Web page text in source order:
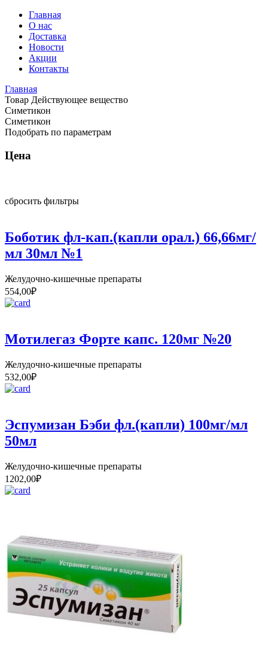
Главная
О нас
Доставка
Новости
Акции
Контакты
Главная
Товар Действующее вещество
Симетикон
Симетикон
Подобрать по параметрам
Цена
сбросить фильтры
Боботик фл-кап.(капли орал.) 66,66мг/
мл 30мл №1
Желудочно-кишечные препараты
554,00₽
Мотилегаз Форте капс. 120мг №20
Желудочно-кишечные препараты
532,00₽
Эспумизан Бэби фл.(капли) 100мг/мл
50мл
Желудочно-кишечные препараты
1202,00₽